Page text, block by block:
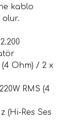
kablo
(4 Ohm) / 2 x
RMS (4
(Hi-Res Ses